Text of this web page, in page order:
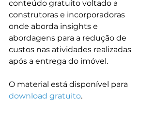
conteúdo gratuito voltado a
construtoras e incorporadoras
onde aborda insights e
abordagens para a redução de
custos nas atividades realizadas
após a entrega do imóvel.
O material está disponível para
download gratuito.